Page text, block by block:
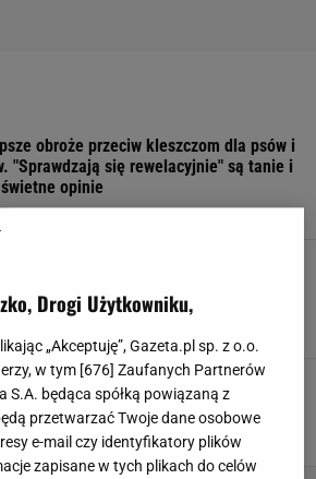
obroże przeciw kleszczom dla psów i
"Sprawdzają się rewelacyjnie" są tanie i
opinie
gadżety dla twojego pupila. Od
zadbają o powietrze w domu -
z kurzem, sierścią i alergenami
ARANŻACJE WNĘTRZ OCZYSZCZACZ POWIETRZA SMOG
Drogi Użytkowniku,
„Akceptuję”, Gazeta.pl sp. z o.o.
w tym [676] Zaufanych Partnerów
S.A. będąca spółką powiązaną z
przetwarzać Twoje dane osobowe
e-mail czy identyfikatory plików
zapisane w tych plikach do celów